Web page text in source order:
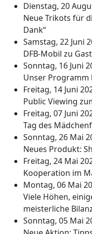
Dienstag, 20
Neue Trikots für
Dank“
Samstag, 22 Juni
DFB-Mobil zu
Sonntag, 16 Juni
Unser
Freitag, 14 Juni
Public Viewing
Freitag, 07 Juni
Tag des
Sonntag, 26 Mai
Neues Produkt:
Freitag, 24 Mai
Kooperation im
Montag, 06 Mai
Viele Höhen,
meisterliche
Sonntag, 05 Mai